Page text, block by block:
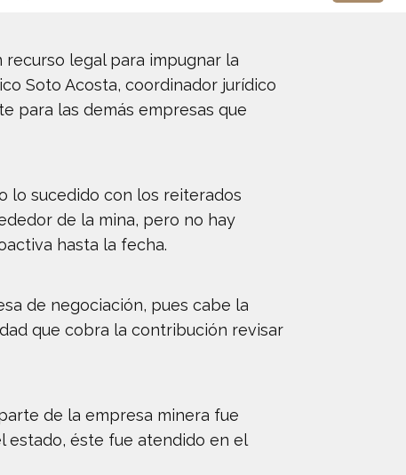
legal para impugnar la
Soto Acosta, coordinador jurídico
para las demás empresas que
lo sucedido con los reiterados
de la mina, pero no hay
hasta la fecha.
de negociación, pues cabe la
que cobra la contribución revisar
de la empresa minera fue
estado, éste fue atendido en el